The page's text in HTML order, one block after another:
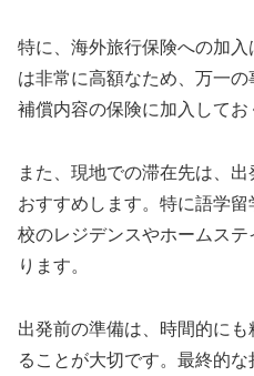
特に、海外旅行保険への加
は非常に高額なため、万一
補償内容の保険に加入してお
また、現地での滞在先は、
おすすめします。特に語学
校のレジデンスやホームス
ります。
出発前の準備は、時間的に
ることが大切です。最終的